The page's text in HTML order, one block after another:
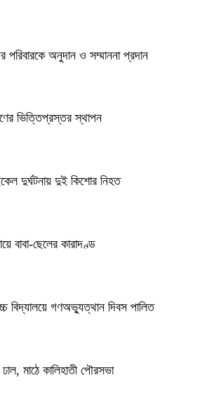
পরিবারকে অনুদান ও সম্মাননা প্রদান
ভিত্তিপ্রস্তর স্থাপন
দুর্ঘটনায় দুই কিশোর নিহত
বাবা-ছেলের কারাদণ্ড
উচ্চ বিদ্যালয়ে গণঅভ্যুত্থান দিবস পালিত
মাঠে কালিহাতী পৌরসভা